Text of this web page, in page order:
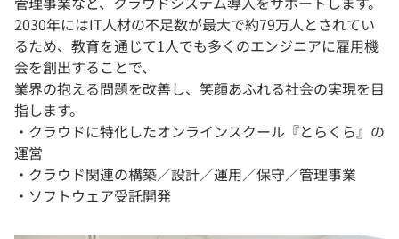
2030年にはIT人材の不足数が最大で約79万人とされてい
るため、教育を通じて1人でも多くのエンジニアに雇用機
会を創出することで、
業界の抱える問題を改善し、笑顔あふれる社会の実現を目
指します。
・クラウドに特化したオンラインスクール『とらくら』の
運営
・クラウド関連の構築／設計／運用／保守／管理事業
・ソフトウェア受託開発